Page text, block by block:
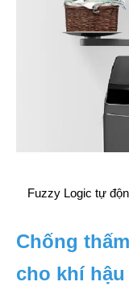
Fuzzy Logic tự
Chống
cho khí hậu